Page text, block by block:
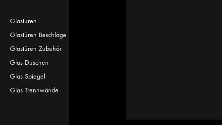
Glastüren
Glastüren Beschläge
Glastüren Zubehör
Glas Duschen
Glas Spiegel
Glas Trennwände